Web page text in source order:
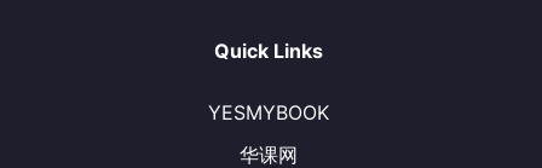
Quick Links
YESMYBOOK
华课网